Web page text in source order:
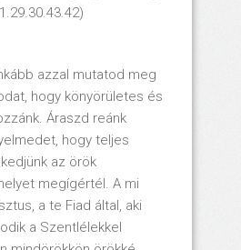
azzal mutatod meg
hogy könyörületes és
Áraszd reánk
hogy teljes
az örök
megígértél. A mi
a te Fiad által, aki
a Szentlélekkel